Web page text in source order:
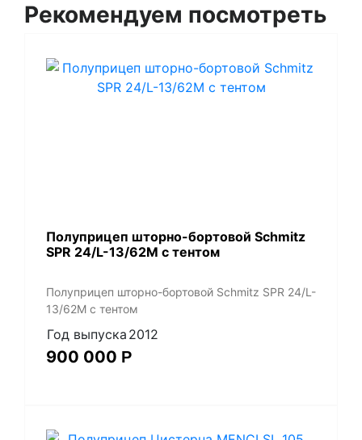
Рекомендуем посмотреть
Полуприцеп шторно-бортовой Schmitz
SPR 24/L-13/62M с тентом
Полуприцеп шторно-бортовой Schmitz SPR 24/L-
13/62M с тентом
Год выпуска 2012
900 000 Р